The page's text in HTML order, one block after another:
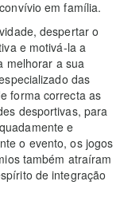
em família.
despertar o
e motivá-la a
melhorar a sua
das
forma correcta as
desportivas, para
e
o evento, os jogos
também atraíram
de integração